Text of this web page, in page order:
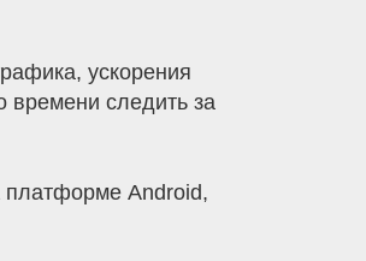
ускорения
времени следить за
платформе Android,